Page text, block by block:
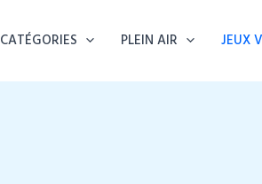
CATÉGORIES PLEIN AIR JEUX